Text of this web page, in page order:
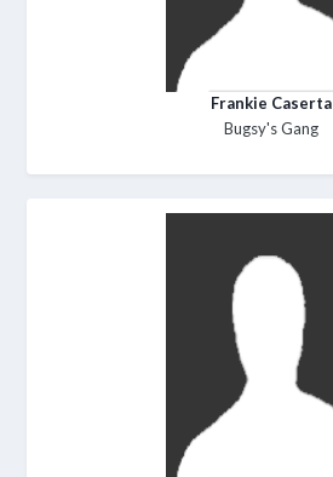
Frankie Caserta
Bugsy's Gang